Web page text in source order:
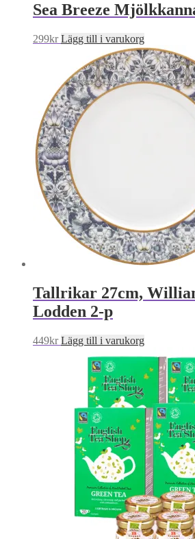
Sea Breeze
299kr Lägg till i varukorg
Tallrikar 27cm,
Lodden 2-p
449kr Lägg till i varukorg